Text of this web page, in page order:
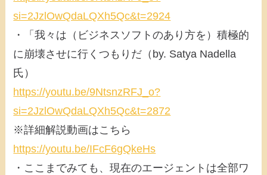
si=2JzlOwQdaLQXh5Qc&t=2924
・「我々は（ビジネスソフトのあり方を）積極的
に崩壊させに行くつもりだ（by. Satya Nadella
氏）
https://youtu.be/9NtsnzRFJ_o?
si=2JzlOwQdaLQXh5Qc&t=2872
※詳細解説動画はこちら
https://youtu.be/IFcF6gQkeHs
・ここまでみても、現在のエージェントは全部ワ